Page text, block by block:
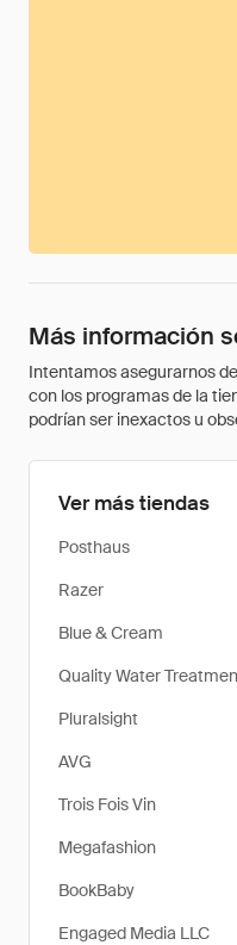
Más información
Intentamos asegurarnos
con los programas de la
podrían ser inexactos u
Ver más tiendas
Posthaus
Razer
Blue & Cream
Quality Water
Pluralsight
AVG
Trois Fois Vin
Megafashion
BookBaby
Engaged Media LLC